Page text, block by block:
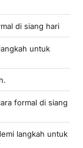
di siang hari
untuk
formal di siang
langkah untuk